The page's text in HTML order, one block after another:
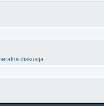
diskusija